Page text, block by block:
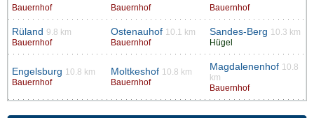
Bauernhof
Bauernhof
Bauernhof
Rüland 9.8 km
Bauernhof
Ostenauhof 10.1 km
Bauernhof
Sandes-Berg 10.3 km
Hügel
Engelsburg 10.8 km
Bauernhof
Moltkeshof 10.8 km
Bauernhof
Magdalenenhof 10.8
km
Bauernhof